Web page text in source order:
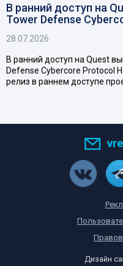
В ранний доступ на
Tower Defense
28.07.2026
В ранний доступ на Quest
Defense Cybercore Protocol
релиз в раннем доступе
Дизайн